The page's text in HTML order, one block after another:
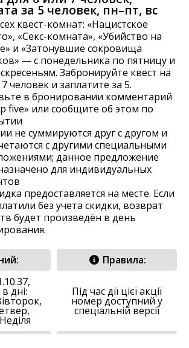
за 5 человек, пн–пт, вс
квест-комнат: «Нацистское
«Секс-комната», «Убийство на
и «Затонувшие сокровища
— с понедельника по пятницу и
Забронируйте квест на
человек и заплатите за 5.
в бронировании комментарий
five» или сообщите об этом по
не суммируются друг с другом и
с другими специальными
данное предложение
для индивидуальных
предоставляется на месте. Если
без учета скидки, возврат
будет произведён в день
дні:
Правила:
Під час дії цієї акції
номер доступний у
спеціальній версії